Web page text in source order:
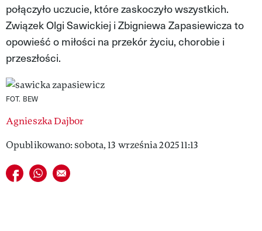
VIVA!PEOPLE POWER
VIVA!ITAKA
połączyło uczucie, które zaskoczyło wszystkich.
Związek Olgi Sawickiej i Zbigniewa Zapasiewicza to
opowieść o miłości na przekór życiu, chorobie i
przeszłości.
FOT. BEW
Agnieszka Dajbor
Opublikowano: sobota, 13 września 2025 11:13
Udostępnij na facebook
Udostępnij na whatsapp
E-mail do przyjaciela